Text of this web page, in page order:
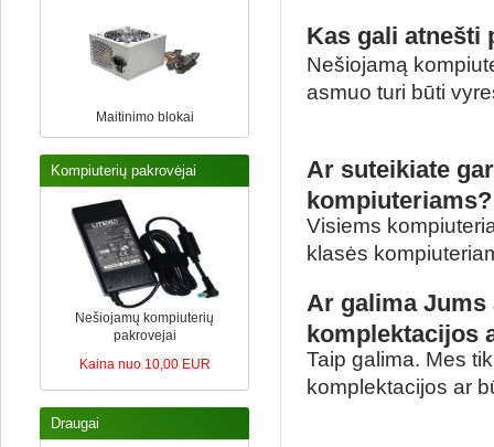
Maitinimo blokai
Kompiuterių pakrovėjai
Nešiojamų kompiuterių
pakrovejai
Kaina nuo 10,00 EUR
Draugai
Kas gali atnešti
Nešiojamą
asmuo turi būti
Ar suteikiate
kompiuteriams?
Visiems
klasės
Ar galima
komplektacijos
Taip galima. Mes
komplektacijos ar